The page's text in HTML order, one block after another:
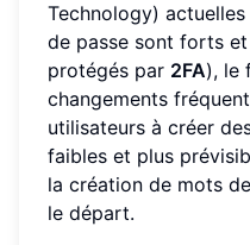
Technology)
de passe sont forts
protégés par 2FA), le
changements
utilisateurs à créer
faibles et plus
la création de mots
le départ.